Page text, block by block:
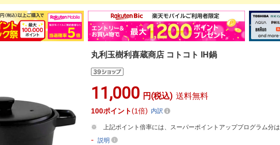
丸利玉樹利喜蔵商店 コトコト IH鍋
11,000 円(税込) 送料無料
100ポイント 1倍 内訳
上記ポイント倍率には、スーパーポイントアッププログラム分は
-説明